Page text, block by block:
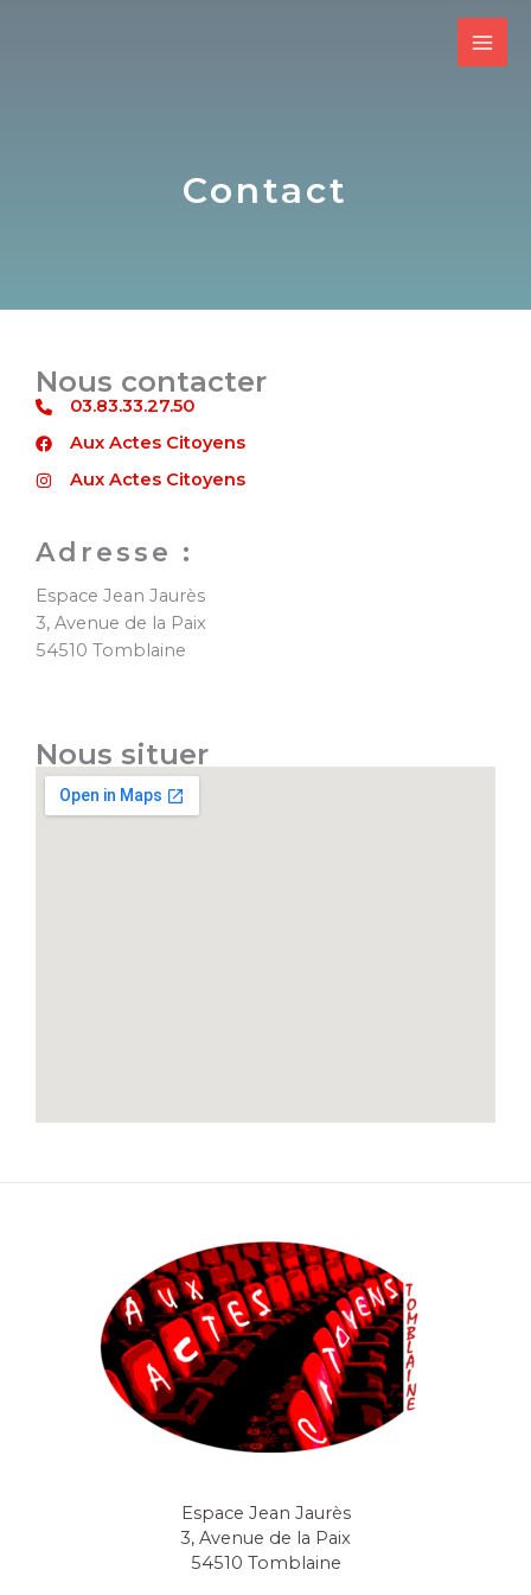
Contact​
Nous contacter
03.83.33.27.50
Aux Actes Citoyens
Aux Actes Citoyens
Adresse :
Espace Jean Jaurès
3, Avenue de la Paix
54510 Tomblaine
Nous situer
Espace Jean Jaurès
3, Avenue de la Paix
54510 Tomblaine